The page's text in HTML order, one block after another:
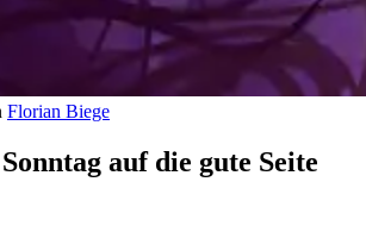
Florian Biege
auf die gute Seite